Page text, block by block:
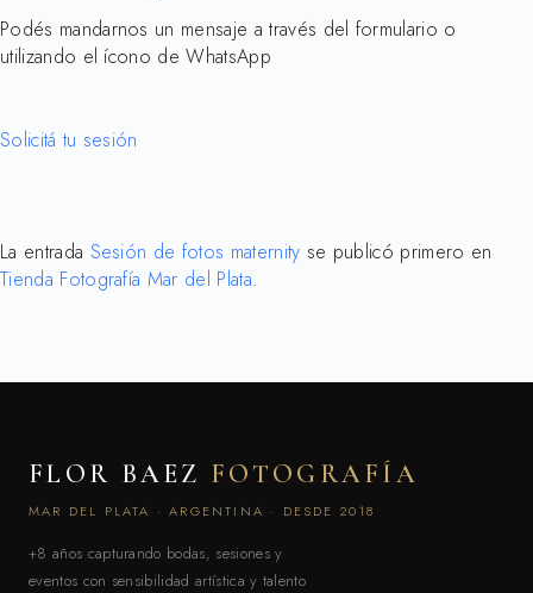
Podés mandarnos un mensaje a través del formulario o
utilizando el ícono de WhatsApp
Solicitá tu sesión
La entrada Sesión de fotos maternity se publicó primero en
Tienda Fotografía Mar del Plata.
FLOR BAEZ FOTOGRAFÍA
MAR DEL PLATA · ARGENTINA · DESDE 2018
+8 años capturando bodas, sesiones y
eventos con sensibilidad artística y talento